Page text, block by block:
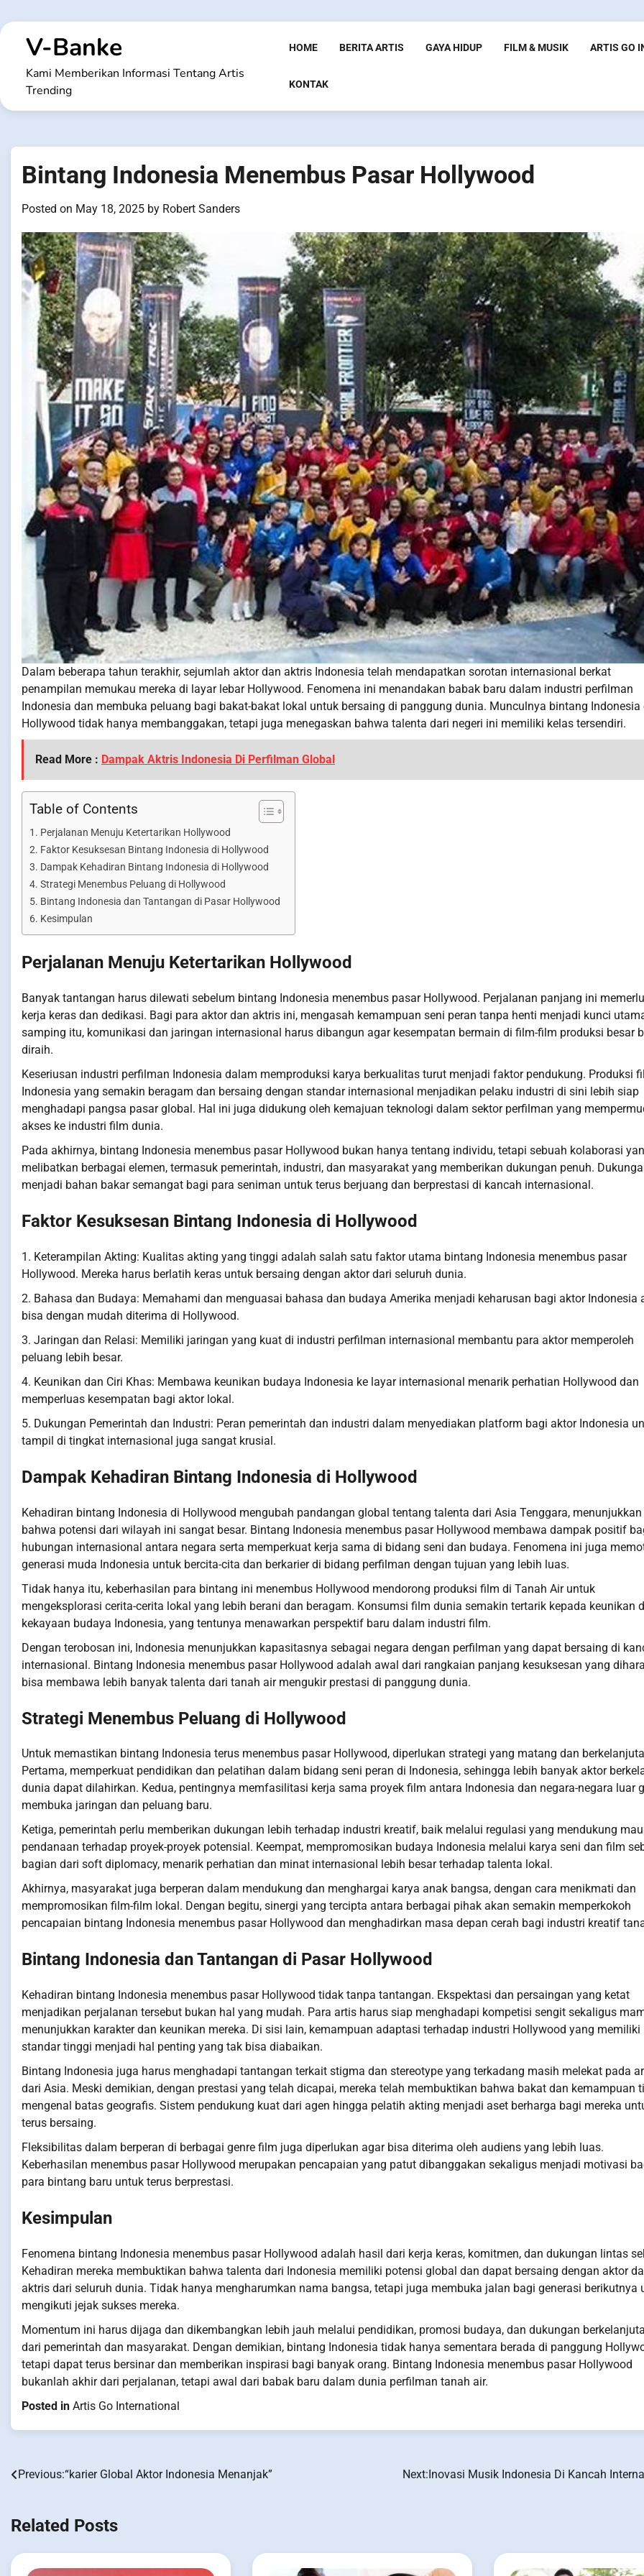
to
contentV-Banke
Kami Memberikan Informasi Tentang Artis
Trending
HOME BERITA ARTIS GAYA HIDUP FILM & MUSIK ARTIS GO
KONTAK
Bintang Indonesia Menembus Pasar Hollywood
Posted on May 18, 2025 by Robert Sanders
Dalam beberapa tahun terakhir, sejumlah aktor dan aktris Indonesia telah mendapatkan sorotan internasional berkat
penampilan memukau mereka di layar lebar Hollywood. Fenomena ini menandakan babak baru dalam industri perfilman
Indonesia dan membuka peluang bagi bakat-bakat lokal untuk bersaing di panggung dunia. Munculnya bintang Indonesia
Hollywood tidak hanya membanggakan, tetapi juga menegaskan bahwa talenta dari negeri ini memiliki kelas tersendiri.
Read More : Dampak Aktris Indonesia Di Perfilman Global
Table of Contents
Perjalanan Menuju Ketertarikan Hollywood
Faktor Kesuksesan Bintang Indonesia di Hollywood
Dampak Kehadiran Bintang Indonesia di Hollywood
Strategi Menembus Peluang di Hollywood
Bintang Indonesia dan Tantangan di Pasar Hollywood
Kesimpulan
Perjalanan Menuju Ketertarikan Hollywood
Banyak tantangan harus dilewati sebelum bintang Indonesia menembus pasar Hollywood. Perjalanan panjang ini
kerja keras dan dedikasi. Bagi para aktor dan aktris ini, mengasah kemampuan seni peran tanpa henti menjadi kunci
samping itu, komunikasi dan jaringan internasional harus dibangun agar kesempatan bermain di film-film produksi besar
diraih.
Keseriusan industri perfilman Indonesia dalam memproduksi karya berkualitas turut menjadi faktor pendukung. Produksi
Indonesia yang semakin beragam dan bersaing dengan standar internasional menjadikan pelaku industri di sini lebih siap
menghadapi pangsa pasar global. Hal ini juga didukung oleh kemajuan teknologi dalam sektor perfilman yang
akses ke industri film dunia.
Pada akhirnya, bintang Indonesia menembus pasar Hollywood bukan hanya tentang individu, tetapi sebuah kolaborasi
melibatkan berbagai elemen, termasuk pemerintah, industri, dan masyarakat yang memberikan dukungan penuh.
menjadi bahan bakar semangat bagi para seniman untuk terus berjuang dan berprestasi di kancah internasional.
Faktor Kesuksesan Bintang Indonesia di Hollywood
1. Keterampilan Akting: Kualitas akting yang tinggi adalah salah satu faktor utama bintang Indonesia menembus pasar
Hollywood. Mereka harus berlatih keras untuk bersaing dengan aktor dari seluruh dunia.
2. Bahasa dan Budaya: Memahami dan menguasai bahasa dan budaya Amerika menjadi keharusan bagi aktor Indonesia
bisa dengan mudah diterima di Hollywood.
3. Jaringan dan Relasi: Memiliki jaringan yang kuat di industri perfilman internasional membantu para aktor memperoleh
peluang lebih besar.
4. Keunikan dan Ciri Khas: Membawa keunikan budaya Indonesia ke layar internasional menarik perhatian Hollywood dan
memperluas kesempatan bagi aktor lokal.
5. Dukungan Pemerintah dan Industri: Peran pemerintah dan industri dalam menyediakan platform bagi aktor Indonesia
tampil di tingkat internasional juga sangat krusial.
Dampak Kehadiran Bintang Indonesia di Hollywood
Kehadiran bintang Indonesia di Hollywood mengubah pandangan global tentang talenta dari Asia Tenggara, menunjukkan
bahwa potensi dari wilayah ini sangat besar. Bintang Indonesia menembus pasar Hollywood membawa dampak positif
hubungan internasional antara negara serta memperkuat kerja sama di bidang seni dan budaya. Fenomena ini juga
generasi muda Indonesia untuk bercita-cita dan berkarier di bidang perfilman dengan tujuan yang lebih luas.
Tidak hanya itu, keberhasilan para bintang ini menembus Hollywood mendorong produksi film di Tanah Air untuk
mengeksplorasi cerita-cerita lokal yang lebih berani dan beragam. Konsumsi film dunia semakin tertarik kepada keunikan
kekayaan budaya Indonesia, yang tentunya menawarkan perspektif baru dalam industri film.
Dengan terobosan ini, Indonesia menunjukkan kapasitasnya sebagai negara dengan perfilman yang dapat bersaing di
internasional. Bintang Indonesia menembus pasar Hollywood adalah awal dari rangkaian panjang kesuksesan yang
bisa membawa lebih banyak talenta dari tanah air mengukir prestasi di panggung dunia.
Strategi Menembus Peluang di Hollywood
Untuk memastikan bintang Indonesia terus menembus pasar Hollywood, diperlukan strategi yang matang dan
Pertama, memperkuat pendidikan dan pelatihan dalam bidang seni peran di Indonesia, sehingga lebih banyak aktor
dunia dapat dilahirkan. Kedua, pentingnya memfasilitasi kerja sama proyek film antara Indonesia dan negara-negara luar
membuka jaringan dan peluang baru.
Ketiga, pemerintah perlu memberikan dukungan lebih terhadap industri kreatif, baik melalui regulasi yang mendukung
pendanaan terhadap proyek-proyek potensial. Keempat, mempromosikan budaya Indonesia melalui karya seni dan film
bagian dari soft diplomacy, menarik perhatian dan minat internasional lebih besar terhadap talenta lokal.
Akhirnya, masyarakat juga berperan dalam mendukung dan menghargai karya anak bangsa, dengan cara menikmati dan
mempromosikan film-film lokal. Dengan begitu, sinergi yang tercipta antara berbagai pihak akan semakin memperkokoh
pencapaian bintang Indonesia menembus pasar Hollywood dan menghadirkan masa depan cerah bagi industri kreatif
Bintang Indonesia dan Tantangan di Pasar Hollywood
Kehadiran bintang Indonesia menembus pasar Hollywood tidak tanpa tantangan. Ekspektasi dan persaingan yang ketat
menjadikan perjalanan tersebut bukan hal yang mudah. Para artis harus siap menghadapi kompetisi sengit sekaligus
menunjukkan karakter dan keunikan mereka. Di sisi lain, kemampuan adaptasi terhadap industri Hollywood yang memiliki
standar tinggi menjadi hal penting yang tak bisa diabaikan.
Bintang Indonesia juga harus menghadapi tantangan terkait stigma dan stereotype yang terkadang masih melekat pada
dari Asia. Meski demikian, dengan prestasi yang telah dicapai, mereka telah membuktikan bahwa bakat dan kemampuan
mengenal batas geografis. Sistem pendukung kuat dari agen hingga pelatih akting menjadi aset berharga bagi mereka
terus bersaing.
Fleksibilitas dalam berperan di berbagai genre film juga diperlukan agar bisa diterima oleh audiens yang lebih luas.
Keberhasilan menembus pasar Hollywood merupakan pencapaian yang patut dibanggakan sekaligus menjadi motivasi
para bintang baru untuk terus berprestasi.
Kesimpulan
Fenomena bintang Indonesia menembus pasar Hollywood adalah hasil dari kerja keras, komitmen, dan dukungan lintas
Kehadiran mereka membuktikan bahwa talenta dari Indonesia memiliki potensi global dan dapat bersaing dengan aktor
aktris dari seluruh dunia. Tidak hanya mengharumkan nama bangsa, tetapi juga membuka jalan bagi generasi berikutnya
mengikuti jejak sukses mereka.
Momentum ini harus dijaga dan dikembangkan lebih jauh melalui pendidikan, promosi budaya, dan dukungan
dari pemerintah dan masyarakat. Dengan demikian, bintang Indonesia tidak hanya sementara berada di panggung
tetapi dapat terus bersinar dan memberikan inspirasi bagi banyak orang. Bintang Indonesia menembus pasar Hollywood
bukanlah akhir dari perjalanan, tetapi awal dari babak baru dalam dunia perfilman tanah air.
Posted in Artis Go International
Post
Previous:“karier Global Aktor Indonesia Menanjak” Next:Inovasi Musik Indonesia Di Kancah
Related Posts